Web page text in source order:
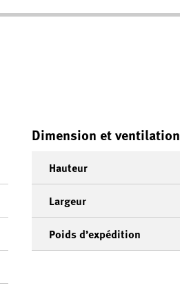
Dimension et ventilation
Hauteur
Largeur
Poids d’expédition